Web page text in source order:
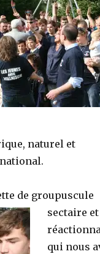
naturel et
de groupuscule
sectaire et
qui nous